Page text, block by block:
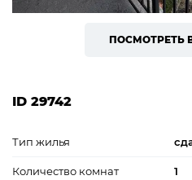
ПОСМОТРЕТЬ
ID 29742
Тип жилья
Количество комнат 1